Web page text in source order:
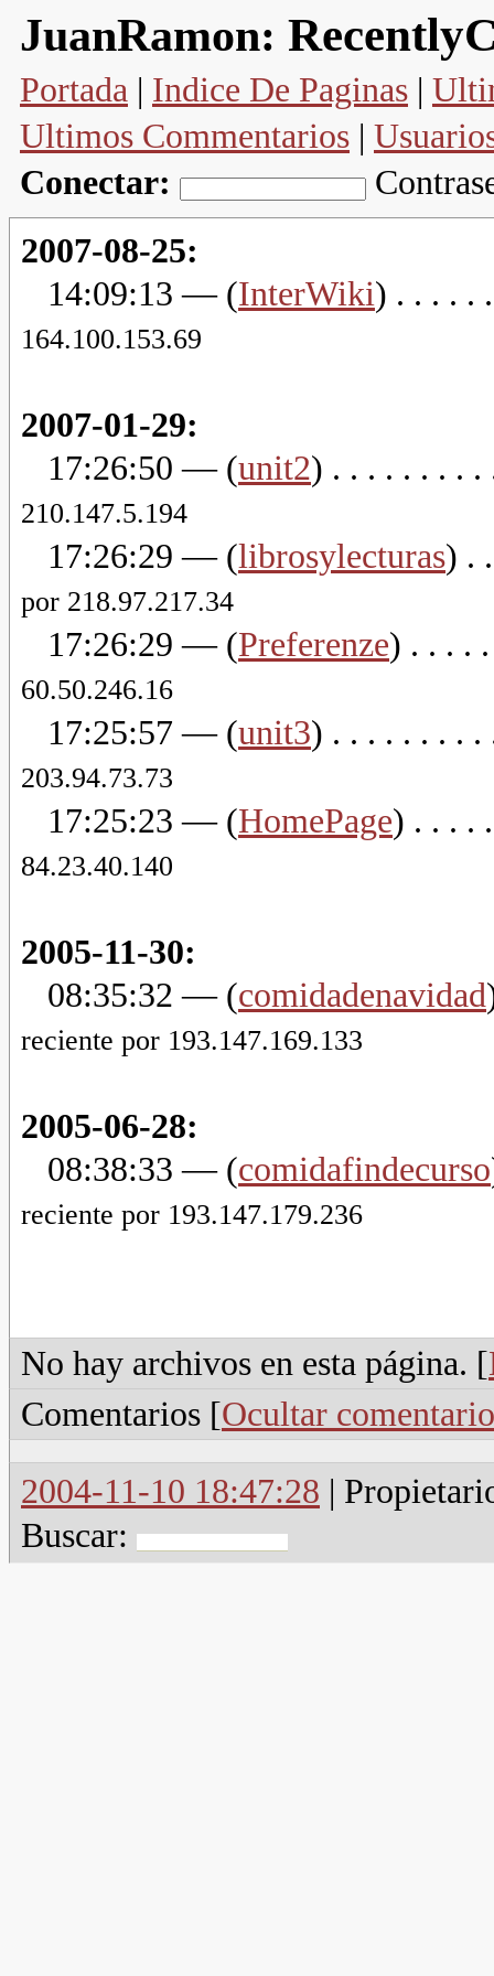
JuanRamon:
Portada | Indice De Paginas |
Ultimos Commentarios |
Conectar:
2007-08-25:
14:09:13 — (InterWiki) . . . . .
164.100.153.69
2007-01-29:
17:26:50 — (unit2) . . . . . . . .
210.147.5.194
17:26:29 — (librosylecturas) .
por 218.97.217.34
17:26:29 — (Preferenze) . . . .
60.50.246.16
17:25:57 — (unit3) . . . . . . . .
203.94.73.73
17:25:23 — (HomePage) . . . .
84.23.40.140
2005-11-30:
08:35:32 — (comidadenavidad
reciente por 193.147.169.133
2005-06-28:
08:38:33 — (comidafindecurso
reciente por 193.147.179.236
No hay archivos en esta página. [
Comentarios [Ocultar
2004-11-10 18:47:28 |
Buscar: